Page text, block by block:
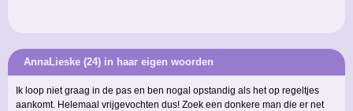
AnnaLieske (24) in haar eigen woorden
Ik loop niet graag in de pas en ben nogal opstandig als het op regeltjes
aankomt. Helemaal vrijgevochten dus! Zoek een donkere man die er net